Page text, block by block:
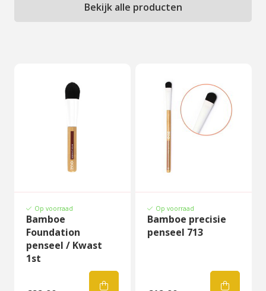
Bekijk alle producten
Op voorraad
Bamboe
Foundation
penseel / Kwast
1st
Op voorraad
Bamboe precisie
penseel 713